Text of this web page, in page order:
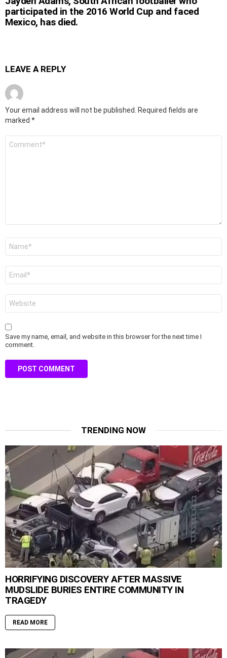
participated in the 2016 World Cup and faced
Mexico, has died.
LEAVE A REPLY
Your email address will not be published.
Required fields are
marked *
Save my name, email, and website in this browser for the next time I
comment.
TRENDING NOW
HORRIFYING DISCOVERY AFTER MASSIVE
MUDSLIDE BURIES ENTIRE COMMUNITY IN
TRAGEDY
READ MORE